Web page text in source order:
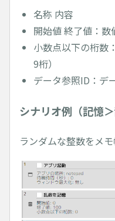
名称 内容
開始値 終了値：数
小数点以下の桁数
9桁）
データ参照ID：デ
シナリオ例（記憶
ランダムな整数をメモ